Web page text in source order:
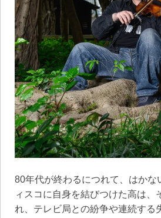
80年代が終わるにつれて、はかな
ィスコに自身を結びつけた高は、
れ、テレビ局との紛争や連続する